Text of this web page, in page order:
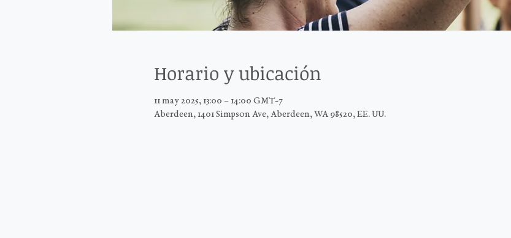
Horario y ubicación
11 may 2025, 13:00 – 14:00 GMT-7
Aberdeen, 1401 Simpson Ave, Aberdeen, WA 98520, EE. UU.